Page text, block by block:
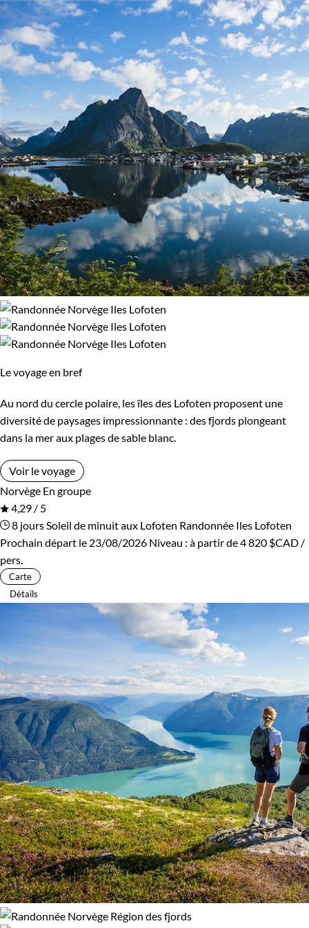
pour une aventure qui allie découverte, émerveillement et
confort.
Âge des enfants
Les 2/5 ans Les 14/16 ans
Confort
Refuge, gîte, dortoir Standard
Supérieur Haut de gamme
Itinérance
Itinérant Semi-itinérant
Le voyage en bref
Au nord du cercle polaire, les îles des Lofoten proposent une
diversité de paysages impressionnante : des fjords plongeant
dans la mer aux plages de sable blanc.
Voir le voyage
Norvège En groupe
4,29 / 5
8 jours Soleil de minuit aux Lofoten Randonnée Iles Lofoten
Prochain départ le 23/08/2026 Niveau : à partir de4 820 $CAD /
pers.
Carte
Détails